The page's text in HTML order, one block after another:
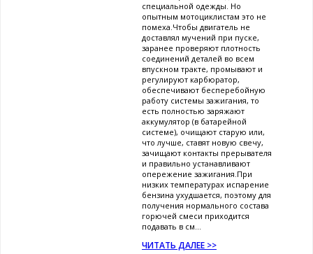
специальной одежды. Но
опытным мотоциклистам это не
помеха.Чтобы двигатель не
доставлял мучений при пуске,
заранее проверяют плотность
соединений деталей во всем
впускном тракте, промывают и
регулируют карбюратор,
обеспечивают бесперебойную
работу системы зажигания, то
есть полностью заряжают
аккумулятор (в батарейной
системе), очищают старую или,
что лучше, ставят новую свечу,
зачищают контакты прерывателя
и правильно устанавливают
опережение зажигания.При
низких температурах испарение
бензина ухудшается, поэтому для
получения нормального состава
горючей смеси приходится
подавать в см...
ЧИТАТЬ ДАЛЕЕ >>